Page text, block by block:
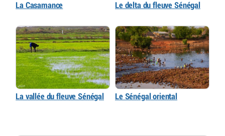
La Casamance Le delta du fleuve Sénégal
La vallée du fleuve Sénégal Le Sénégal oriental